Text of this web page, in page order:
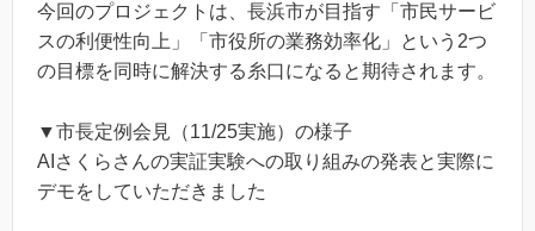
今回のプロジェクトは、長浜市が目指す「市民サービ
スの利便性向上」「市役所の業務効率化」という2つ
の目標を同時に解決する糸口になると期待されます。
▼市長定例会見（11/25実施）の様子
AIさくらさんの実証実験への取り組みの発表と実際に
デモをしていただきました